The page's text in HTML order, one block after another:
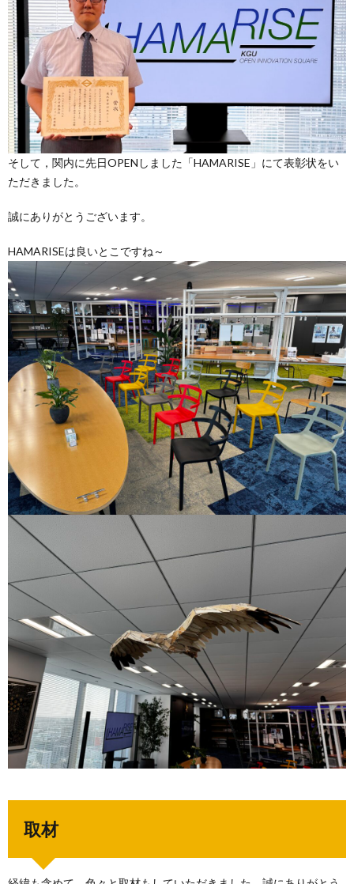
そして，関内に先日OPENしました「HAMARISE」にて表彰状をい
ただきました。
誠にありがとうございます。
HAMARISEは良いとこですね～
取材